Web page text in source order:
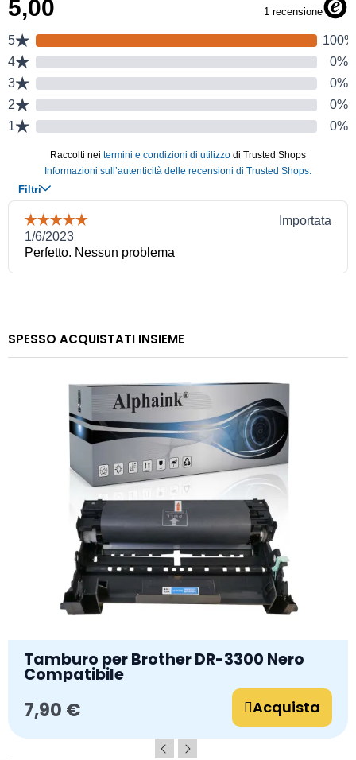
SPESSO ACQUISTATI INSIEME
Tamburo per Brother DR-3300 Nero
Compatibile
7,90 € Acquista